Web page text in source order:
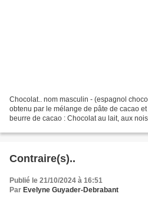
Chocolat.. nom masculin - (espagnol
obtenu par le mélange de pâte de cacao
beurre de cacao : Chocolat au lait, aux
Contraire(s)..
Publié le 21/10/2024 à 16:51
Par Evelyne Guyader-Debrabant